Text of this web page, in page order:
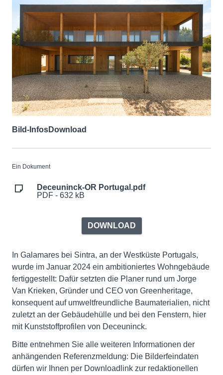
Bild-InfosDownload
Ein Dokument
Deceuninck-OR Portugal.pdf
PDF - 632 kB
DOWNLOAD
In Galamares bei Sintra, an der Westküste Portugals,
wurde im Januar 2024 ein ambitioniertes Wohngebäude
fertiggestellt: Dafür setzten die Planer rund um Jorge
Van Krieken, Gründer und CEO von Greenheritage,
konsequent auf umweltfreundliche Baumaterialien, nicht
zuletzt an der Gebäudehülle und bei den Fenstern, hier
mit Kunststoffprofilen von Deceuninck.
Bitte entnehmen Sie alle weiteren Informationen der
anhängenden Referenzmeldung: Die Bilderfeindaten
dürfen wir Ihnen per Downloadlink zur redaktionellen